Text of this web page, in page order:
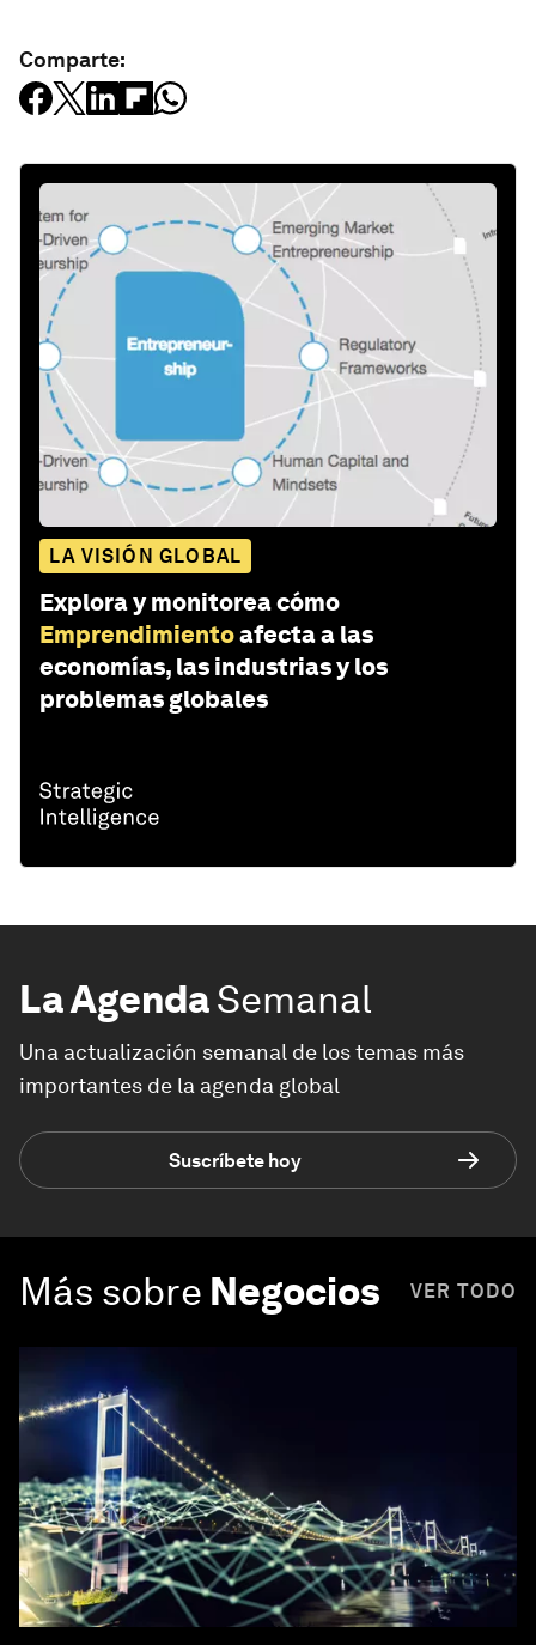
Comparte:
LA VISIÓN GLOBAL
Explora y monitorea cómo
Emprendimientoafecta a las
economías, las industrias y los
problemas globales
La AgendaSemanal
Una actualización semanal de los temas más
importantes de la agenda global
Suscríbete hoy
Más sobre Negocios VER TODO